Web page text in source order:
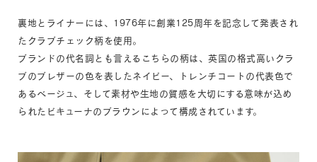
裏地とライナーには、1976年に創業125周年を記念して発表され
たクラブチェック柄を使用。
ブランドの代名詞とも言えるこちらの柄は、英国の格式高いクラ
ブのブレザーの色を表したネイビー、トレンチコートの代表色で
あるベージュ、そして素材や生地の質感を大切にする意味が込め
られたビキューナのブラウンによって構成されています。